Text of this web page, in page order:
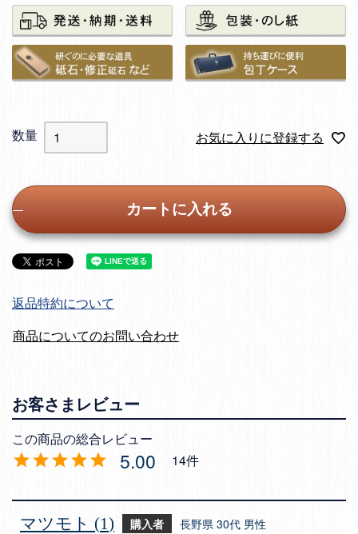
お気に入りに登録する
カートに入れる
返品特約について
商品についてのお問い合わせ
5.00 14
マツモト 1 購入者 長野県 30代 男性